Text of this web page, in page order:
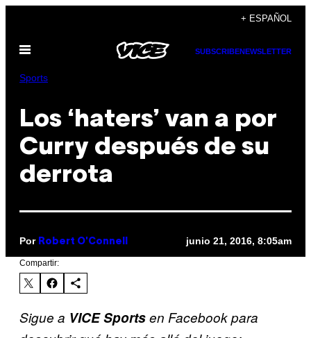
contenido
+ ESPAÑOL
Abrir
SUBSCRIBENEWSLETTER
Sports
Los ‘haters’ van a por
Curry después de su
derrota
Por Robert O'Connell junio 21, 2016, 8:05am
Compartir:
Sigue a VICE Sportsen Facebook para